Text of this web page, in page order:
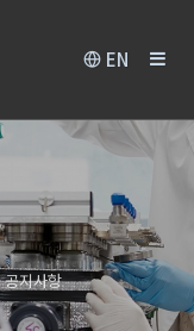
EN
공지사항